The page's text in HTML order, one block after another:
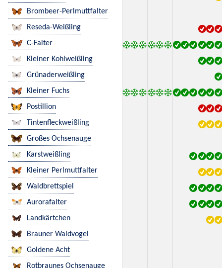
Brombeer-Perlmuttfalter
Reseda-Weißling
C-Falter
Kleiner Kohlweißling
Grünaderweißling
Kleiner Fuchs
Postillion
Tintenfleckweißling
Großes Ochsenauge
Karstweißling
Kleiner Perlmuttfalter
Waldbrettspiel
Aurorafalter
Landkärtchen
Brauner Waldvogel
Goldene Acht
Rotbraunes Ochsenauge